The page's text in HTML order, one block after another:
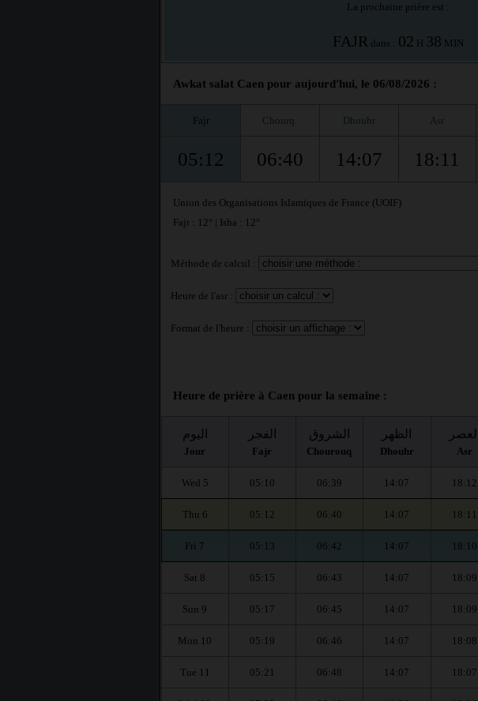
La prochaine prière est :
FAJR dans : 02 H 38 MIN
Awkat salat Caen pour aujourd'hui, le 06/08/2026 :
Fajr Chourq. Dhouhr Asr
05:12 06:40 14:07 18:11
Union des Organisations Islamiques de France (UOIF)
Fajr : 12° | Isha : 12°
Méthode de calcul :
Heure de l'asr :
Format de l'heure :
Heure de prière à Caen pour la semaine :
اليوم
Jour
الفجر
Fajr
الشروق
Chourouq
الظهر
Dhouhr
العصر
Asr
Wed 5 05:10 06:39 14:07 18:12
Thu 6 05:12 06:40 14:07 18:11
Fri 7 05:13 06:42 14:07 18:10
Sat 8 05:15 06:43 14:07 18:09
Sun 9 05:17 06:45 14:07 18:09
Mon 10 05:19 06:46 14:07 18:08
Tue 11 05:21 06:48 14:07 18:07